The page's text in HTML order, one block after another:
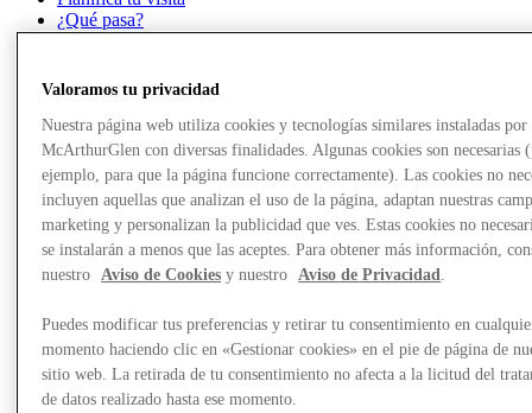
¿Qué pasa?
Servicios
Más
Valoramos tu privacidad
Nuestra página web utiliza cookies y tecnologías similares instaladas por
McArthurGlen con diversas finalidades. Algunas cookies son necesarias
ejemplo, para que la página funcione correctamente). Las cookies no
incluyen aquellas que analizan el uso de la página, adaptan nuestras
marketing y personalizan la publicidad que ves. Estas cookies no
se instalarán a menos que las aceptes. Para obtener más información,
nuestro
Aviso de Cookies y nuestro Aviso de Privacidad.
Puedes modificar tus preferencias y retirar tu consentimiento en
momento haciendo clic en «Gestionar cookies» en el pie de página de
sitio web. La retirada de tu consentimiento no afecta a la licitud del
de datos realizado hasta ese momento.